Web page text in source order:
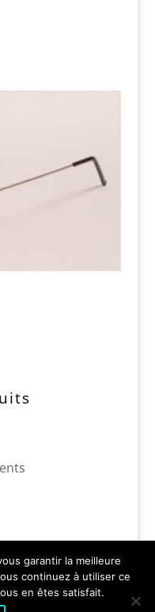
Fleurus LILLE
garantir la meilleure
continuez à utiliser ce
en êtes satisfait.